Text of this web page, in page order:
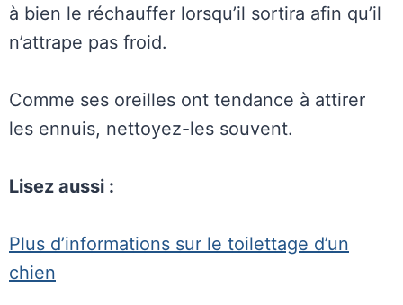
à bien le réchauffer lorsqu’il sortira afin qu’il
n’attrape pas froid.
Comme ses oreilles ont tendance à attirer
les ennuis, nettoyez-les souvent.
Lisez aussi :
Plus d’informations sur le toilettage d’un
chien